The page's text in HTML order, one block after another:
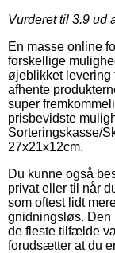
Vurderet til 3.9 ud
En masse online
forskellige
øjeblikket levering
afhente
super
prisbevidste
Sorteringskasse/
27x21x12cm.
Du kunne også
privat eller til når
som oftest lidt
gnidningsløs. Den
de fleste tilfælde
forudsætter at du